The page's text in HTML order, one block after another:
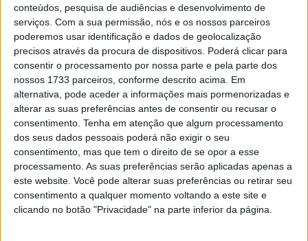
conteúdos, pesquisa de audiências e desenvolvimento de
serviços. Com a sua permissão, nós e os nossos parceiros
poderemos usar identificação e dados de geolocalização
precisos através da procura de dispositivos. Poderá clicar para
consentir o processamento por nossa parte e pela parte dos
nossos 1733 parceiros, conforme descrito acima. Em
alternativa, pode aceder a informações mais pormenorizadas e
alterar as suas preferências antes de consentir ou recusar o
consentimento. Tenha em atenção que algum processamento
dos seus dados pessoais poderá não exigir o seu
consentimento, mas que tem o direito de se opor a esse
processamento. As suas preferências serão aplicadas apenas a
este website. Você pode alterar suas preferências ou retirar seu
consentimento a qualquer momento voltando a este site e
clicando no botão "Privacidade" na parte inferior da página.
último Dakar da sua carreira.
Após uma etapa muito dura e em declarações à
publicação espanhola ‘Marca’ o terceiro classificado em
2017 revelou o segredo para ter sido tão bem sucedido
na jornada de ontem. “Apliquei alguns conhecimentos
que me foram transmitidos pelo chefe de equipa, Miguel
Puertas, que tem ligação à aviação militar. Por isso
naveguei com referências a partir das nuvens tal como o
Miguel faz na aviação. Isto é algo que nos é explicado
por ele e que não pode ser treinado. São detalhes como
este que nos fazem ficar felizes. Todo o trabalho da
equipa está a dar resultados”, referiu Farrés Guell.